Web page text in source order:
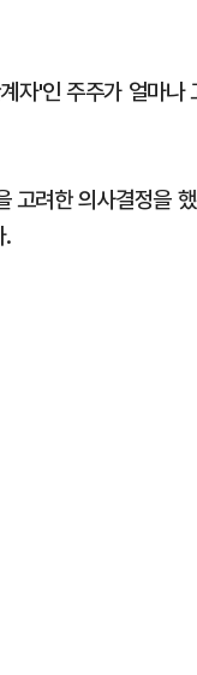
자'인 주주가 얼마나
고려한 의사결정을
.